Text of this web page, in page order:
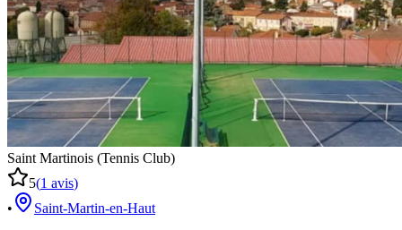
Saint Martinois (Tennis Club)
5(1 avis)
•
Saint-Martin-en-Haut